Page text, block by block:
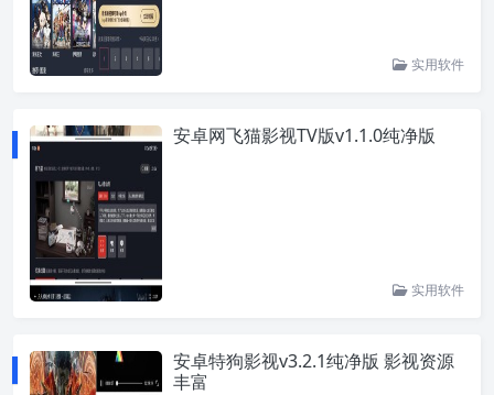
实用软件
安卓网飞猫影视TV版v1.1.0纯净版
实用软件
安卓特狗影视v3.2.1纯净版 影视资源
丰富